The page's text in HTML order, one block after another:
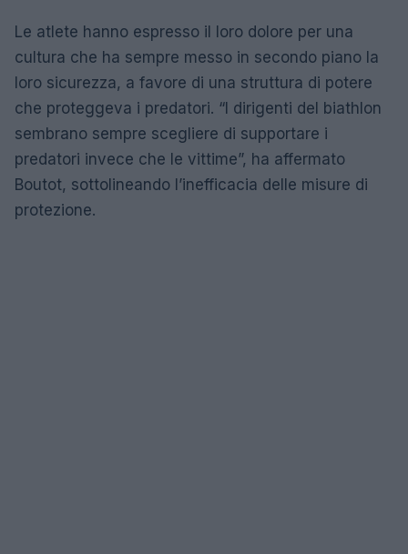
Le atlete hanno espresso il loro dolore per una
cultura che ha sempre messo in secondo piano la
loro sicurezza, a favore di una struttura di potere
che proteggeva i predatori. “I dirigenti del biathlon
sembrano sempre scegliere di supportare i
predatori invece che le vittime”, ha affermato
Boutot, sottolineando l’inefficacia delle misure di
protezione.